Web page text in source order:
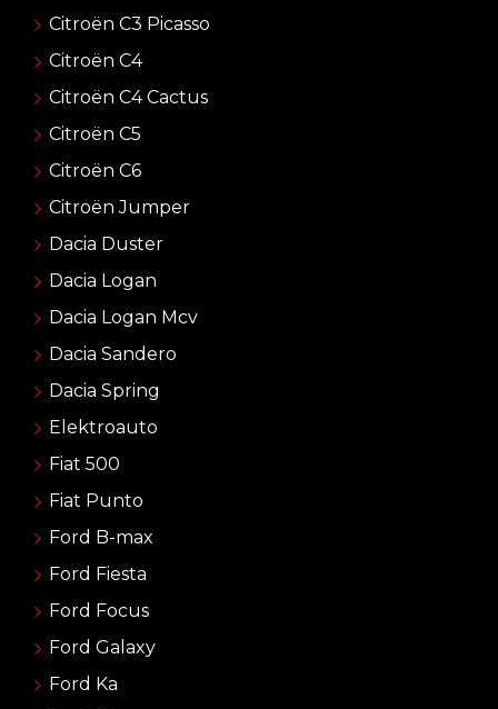
Citroën C3 Picasso
Citroën C4
Citroën C4 Cactus
Citroën C5
Citroën C6
Citroën Jumper
Dacia Duster
Dacia Logan
Dacia Logan Mcv
Dacia Sandero
Dacia Spring
Elektroauto
Fiat 500
Fiat Punto
Ford B-max
Ford Fiesta
Ford Focus
Ford Galaxy
Ford Ka